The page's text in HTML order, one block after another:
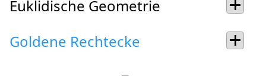
Euklidische Geometrie
Goldene Rechtecke